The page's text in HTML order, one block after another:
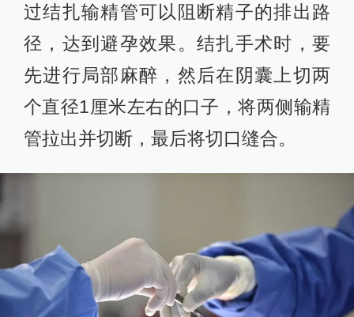
过结扎输精管可以阻断精子的排出路
径，达到避孕效果。结扎手术时，要
先进行局部麻醉，然后在阴囊上切两
个直径1厘米左右的口子，将两侧输精
管拉出并切断，最后将切口缝合。